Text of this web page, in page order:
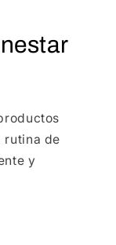
rutina de
y